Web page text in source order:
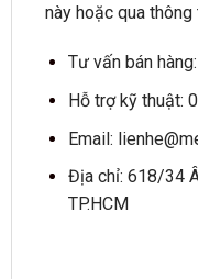
này hoặc qua
Tư vấn bán
Hỗ trợ kỹ thuật:
Email:
Địa chỉ: 618/34
TP.HCM